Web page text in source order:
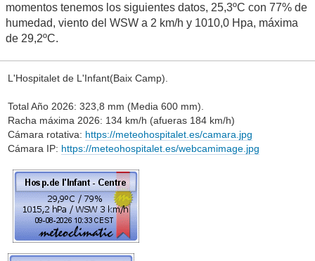
momentos tenemos los siguientes datos, 25,3ºC con 77% de
humedad, viento del WSW a 2 km/h y 1010,0 Hpa, máxima
de 29,2ºC.
L'Hospitalet de L'Infant(Baix Camp).
Total Año 2026: 323,8 mm (Media 600 mm).
Racha máxima 2026: 134 km/h (afueras 184 km/h)
Cámara rotativa: https://meteohospitalet.es/camara.jpg
Cámara IP: https://meteohospitalet.es/webcamimage.jpg